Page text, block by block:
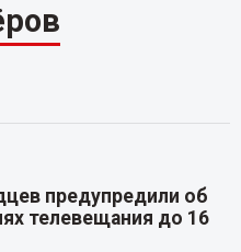
предупредили об
телевещания до 16